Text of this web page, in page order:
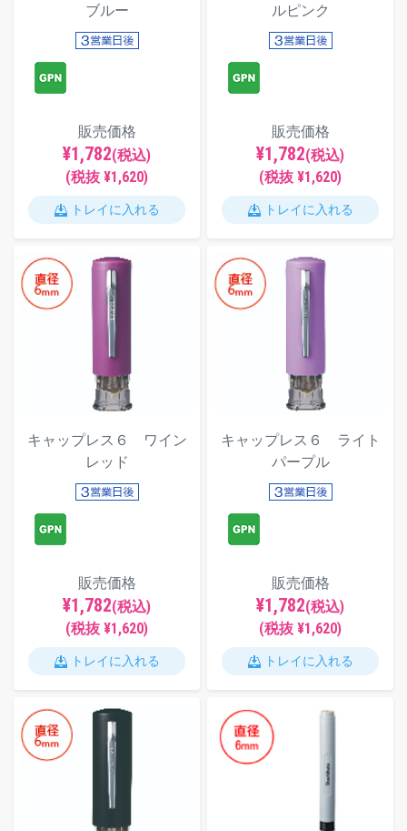
ブルー
販売価格
¥1,782(税込)
(税抜 ¥1,620)
トレイに入れる
ルピンク
販売価格
¥1,782(税込)
(税抜 ¥1,620)
トレイに入れる
キャップレス６ ワイン
レッド
販売価格
¥1,782(税込)
(税抜 ¥1,620)
トレイに入れる
キャップレス６ ライト
パープル
販売価格
¥1,782(税込)
(税抜 ¥1,620)
トレイに入れる